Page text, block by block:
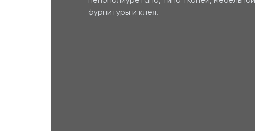
фурнитуры и клея.